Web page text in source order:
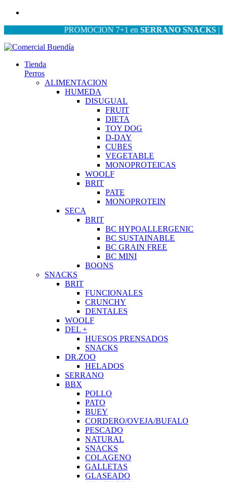
PROMOCION 7+1 enSERRANO SNACKS|
Tienda
Perros
ALIMENTACION
HUMEDA
DISUGUAL
FRUIT
DIETA
TOY DOG
D-DAY
CUBES
VEGETABLE
MONOPROTEICAS
WOOLF
BRIT
PATE
MONOPROTEIN
SECA
BRIT
BC HYPOALLERGENIC
BC SUSTAINABLE
BC GRAIN FREE
BC MINI
BOONS
SNACKS
BRIT
FUNCIONALES
CRUNCHY
DENTALES
WOOLF
DEL +
HUESOS PRENSADOS
SNACKS
DR.ZOO
HELADOS
SERRANO
BBX
POLLO
PATO
BUEY
CORDERO/OVEJA/BUFALO
PESCADO
NATURAL
SNACKS
COLAGENO
GALLETAS
GLASEADO